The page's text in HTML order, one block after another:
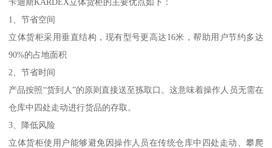
1、节省空间
立体货柜采用垂直结构，现有型号更高达16米，帮助用户节约多达
90%的占地面积
2、节省时间
产品按照“货到人”的原则直接送至拣取口。这意味着操作人员无需在
仓库中四处走动进行货品的存取。
3、降低风险
立体货柜使用户能够避免因操作人员在传统仓库中四处走动、攀爬